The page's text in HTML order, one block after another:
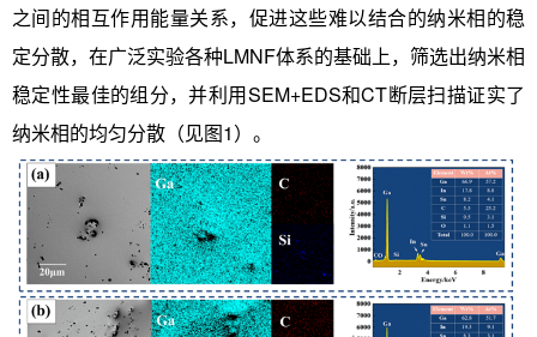
之间的相互作用能量关系，促进这些难以结合的纳米相的稳
定分散，在广泛实验各种LMNF体系的基础上，筛选出纳米相
稳定性最佳的组分，并利用SEM+EDS和CT断层扫描证实了
纳米相的均匀分散（见图1）。